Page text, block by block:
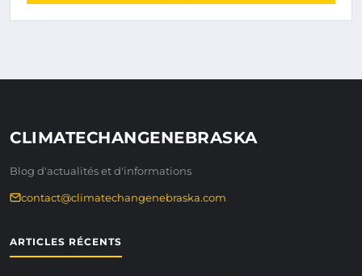
CLIMATECHANGENEBRASKA
Blog d'actualités et d'informations
contact@climatechangenebraska.com
ARTICLES RÉCENTS